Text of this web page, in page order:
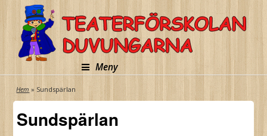
Meny
Du Är Här
Hem » Sundspärlan
Sundspärlan